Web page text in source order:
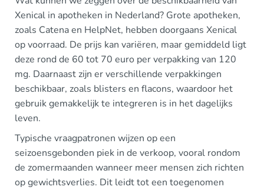
Xenical in apotheken in Nederland? Grote apotheken,
zoals Catena en HelpNet, hebben doorgaans Xenical
op voorraad. De prijs kan variëren, maar gemiddeld ligt
deze rond de 60 tot 70 euro per verpakking van 120
mg. Daarnaast zijn er verschillende verpakkingen
beschikbaar, zoals blisters en flacons, waardoor het
gebruik gemakkelijk te integreren is in het dagelijks
leven.
Typische vraagpatronen wijzen op een
seizoensgebonden piek in de verkoop, vooral rondom
de zomermaanden wanneer meer mensen zich richten
op gewichtsverlies. Dit leidt tot een toegenomen